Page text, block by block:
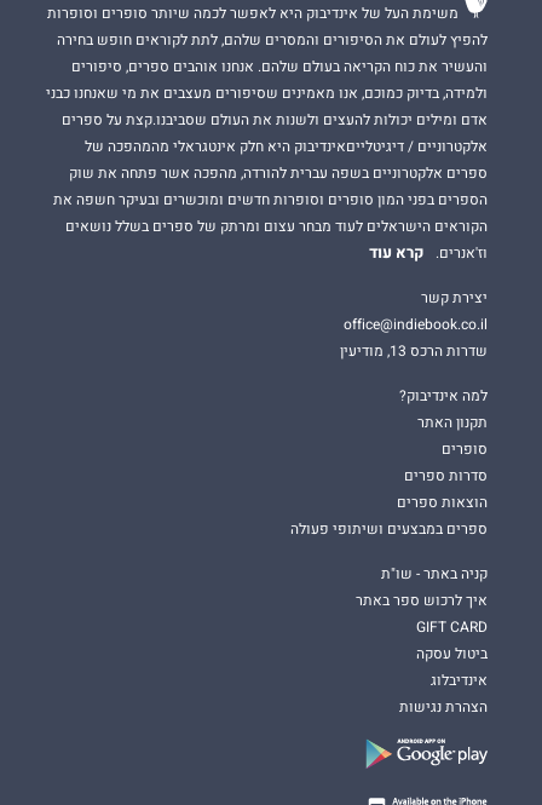
משימת העל של אינדיבוק היא לאפשר לכמה שיותר סופרים וסופרות
להפיץ לעולם את הסיפורים והמסרים שלהם, לתת לקוראים חופש בחירה
והעשיר את כוח הקריאה בעולם שלהם. אנחנו אוהבים ספרים, סיפורים
ולמידה, בדיוק כמוכם, אנו מאמינים שסיפורים מעצבים את מי שאנחנו כבני
אדם ומילים יכולות להעצים ולשנות את העולם שסביבנו.קצת על ספרים
אלקטרוניים / דיגיטלייםאינדיבוק היא חלק אינטגראלי מהמהפכה של
ספרים אלקטרוניים בשפה עברית להורדה, מהפכה אשר פתחה את שוק
הספרים בפני המון סופרים וסופרות חדשים ומוכשרים ובעיקר חשפה את
הקוראים הישראלים לעוד מבחר עצום ומרתק של ספרים בשלל נושאים
וז'אנרים.
קרא עוד
יצירת קשר
office@indiebook.co.il
שדרות הרכס 13, מודיעין
למה אינדיבוק?
תקנון האתר
סופרים
סדרות ספרים
הוצאות ספרים
ספרים במבצעים ושיתופי פעולה
קניה באתר - שו"ת
איך לרכוש ספר באתר
GIFT CARD
ביטול עסקה
אינדיבלוג
הצהרת נגישות